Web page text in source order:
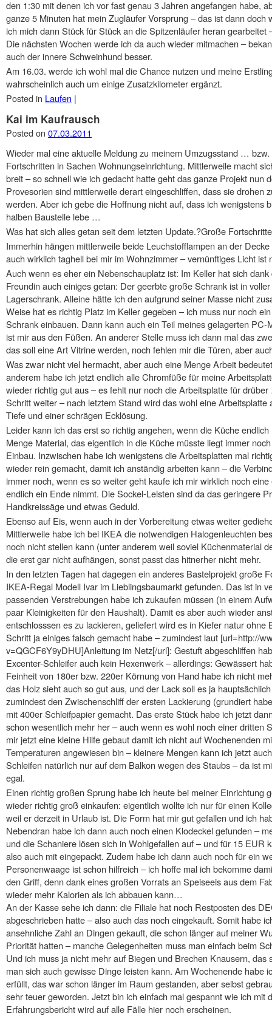
den 1:30 mit denen ich vor fast genau 3 Jahren angefangen habe,
ganze 5 Minuten hat mein Zugläufer Vorsprung – das ist dann
ich mich dann Stück für Stück an die Spitzenläufer heran gearbeitet
Die nächsten Wochen werde ich da auch wieder mitmachen –
auch der innere Schweinhund besser.
Am 16.03. werde ich wohl mal die Chance nutzen und meine
wahrscheinlich auch um einige Zusatzkilometer ergänzt.
Posted in Laufen |
Kai im Kaufrausch
Posted on 07.03.2011
Wieder mal eine aktuelle Meldung zu meinem Umzugsstand …
Fortschritten in Sachen Wohnungseinrichtung. Mittlerweile macht
breit – so schnell wie ich gedacht hatte geht das ganze Projekt nun
Provesorien sind mittlerweile derart eingeschliffen, dass sie drohen
werden. Aber ich gebe die Hoffnung nicht auf, dass ich wenigstens
halben Baustelle lebe …
Was hat sich alles getan seit dem letzten Update.?Große
Immerhin hängen mittlerweile beide Leuchstofflampen an der
auch wirklich taghell bei mir im Wohnzimmer – vernünftiges Licht
Auch wenn es eher ein Nebenschauplatz ist: Im Keller hat sich
Freundin auch einiges getan: Der geerbte große Schrank ist in
Lagerschrank. Alleine hätte ich den aufgrund seiner Masse nicht
Weise hat es richtig Platz im Keller gegeben – ich muss nur noch
Schrank einbauen. Dann kann auch ein Teil meines gelagerten
ist mir aus den Füßen. An anderer Stelle muss ich dann mal das
das soll eine Art Vitrine werden, noch fehlen mir die Türen, aber
Was zwar nicht viel hermacht, aber auch eine Menge Arbeit
anderem habe ich jetzt endlich alle Chromfüße für meine
wieder richtig gut aus – es fehlt nur noch die Arbeitsplatte für
Schritt weiter – nach letztem Stand wird das wohl eine Arbeitsplatte
Tiefe und einer schrägen Ecklösung.
Leider kann ich das erst so richtig angehen, wenn die Küche
Menge Material, das eigentlich in die Küche müsste liegt immer
Einbau. Inzwischen habe ich wenigstens die Arbeitsplatten mal
wieder rein gemacht, damit ich anständig arbeiten kann – die
immer noch, wenn es so weiter geht kaufe ich mir wirklich noch
endlich ein Ende nimmt. Die Sockel-Leisten sind da das geringere
Handkreissäge und etwas Geduld.
Ebenso auf Eis, wenn auch in der Vorbereitung etwas weiter
Mittlerweile habe ich bei IKEA die notwendigen Halogenleuchten
noch nicht stellen kann (unter anderem weil soviel Küchenmaterial
die erst gar nicht aufhängen, sonst passt das hitnerher nicht mehr.
In den letzten Tagen hat dagegen ein anderes Bastelprojekt große
IKEA-Regal Modell Ivar im Lieblingsbaumarkt gefunden. Das ist in
passenden Verstrebungen habe ich zukaufen müssen (in einem
paar Kleinigkeiten für den Haushalt). Damit es aber auch wieder
entschlosssen es zu lackieren, geliefert wird es in Kiefer natur
Schritt ja einiges falsch gemacht habe – zumindest laut [url=http://
v=QGCF6Y9yDHU]Anleitung im Netz[/url]: Gestuft abgeschliffen
Excenter-Schleifer auch kein Hexenwerk – allerdings: Gewässert
Feinheit von 180er bzw. 220er Körnung von Hand habe ich nicht
das Holz sieht auch so gut aus, und der Lack soll es ja
zumindest den Zwischenschliff der ersten Lackierung (grundiert
mit 400er Schleifpapier gemacht. Das erste Stück habe ich jetzt
schon wesentlich mehr her – auch wenn es wohl noch einer
mir jetzt eine kleine Hilfe gebaut damit ich nicht auf Wochenenden
Temperaturen angewiesen bin – kleinere Mengen kann ich jetzt
Schleifen natürlich nur auf dem Balkon wegen des Staubs – da ist
egal.
Einen richtig großen Sprung habe ich heute bei meiner Einrichtung
wieder richtig groß einkaufen: eigentlich wollte ich nur für einen
weil er derzeit in Urlaub ist. Die Form hat mir gut gefallen und ich
Nebendran habe ich dann auch noch einen Klodeckel gefunden –
und die Schaniere lösen sich in Wohlgefallen auf – und für 15 EUR
also auch mit eingepackt. Zudem habe ich dann auch noch für ein
Personenwaage ist schon hilfreich – ich hoffe mal ich bekomme
den Griff, denn dank eines großen Vorrats an Speiseeis aus dem
wieder mehr Kalorien als ich abbauen kann…
An der Kasse sehe ich dann: die Filiale hat noch Restposten des
abgeschrieben hatte – also auch das noch eingekauft. Somit habe
ansehnliche Zahl an Dingen gekauft, die schon länger auf meiner
Priorität hatten – manche Gelegenheiten muss man einfach beim
Und ich muss ja nicht mehr auf Biegen und Brechen Knausern, das
man sich auch gewisse Dinge leisten kann. Am Wochenende habe
erfüllt, das war schon länger im Raum gestanden, aber selbst
sehr teuer geworden. Jetzt bin ich einfach mal gespannt wie ich mit
Erfahrungsbericht wird auf alle Fälle hier noch erscheinen.